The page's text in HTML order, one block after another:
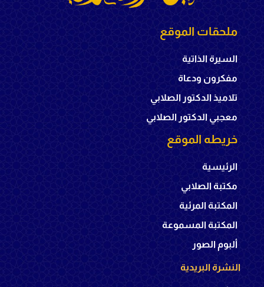
ملحقات الموقع
السيرة الذاتية
مفكرون ودعاة
تلاميذ الدكتور الصلابي
معجبي الدكتور الصلابي
خريطه الموقع
الرئيسية
مكتبة الصلابي
المكتبة المرئية
المكتبة المسموعة
ألبوم الصور
النشرة البريدية